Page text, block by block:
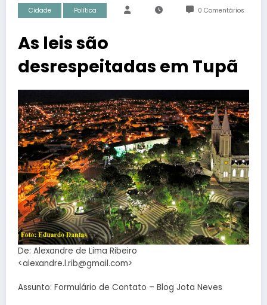
Cidade Política 0 Comentários
As leis são
desrespeitadas em Tupã
De: Alexandre de Lima Ribeiro
<alexandre.l.rib@gmail.com>
Assunto: Formulário de Contato – Blog Jota Neves